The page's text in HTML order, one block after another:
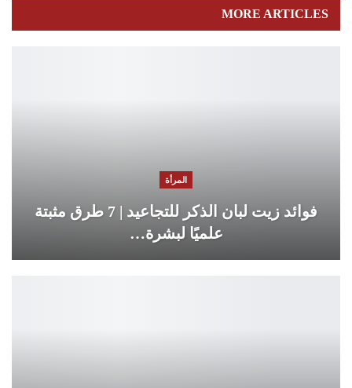
MORE ARTICLES
المرأة
فوائد زيت لبان الذكر للتجاعيد | 7 طرق مثبتة
علميًا لبشرة…